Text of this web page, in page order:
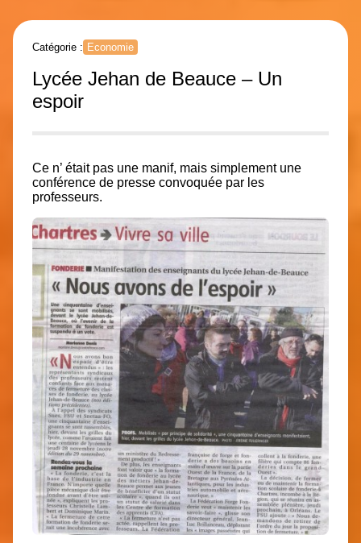
Catégorie : Economie
Lycée Jehan de Beauce – Un
espoir
Ce n’ était pas une manif, mais simplement une
conférence de presse convoquée par les
professeurs.